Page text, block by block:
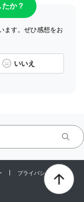
か？
ます。ぜひ感想をお
いいえ
プライバシーセンター